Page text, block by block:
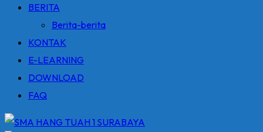
BERITA
Berita-berita
KONTAK
E-LEARNING
DOWNLOAD
FAQ